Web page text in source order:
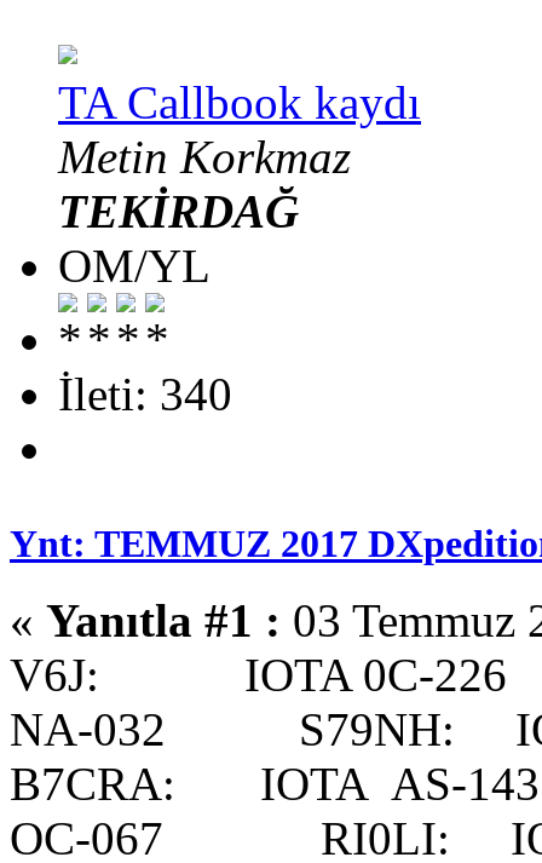
TA Callbook kaydı
Metin Korkmaz
TEKİRDAĞ
OM/YL
İleti: 340
Ynt: TEMMUZ 2017
« Yanıtla #1 : 03 Temmuz
V6J: IOTA 0C-
NA-032 S79NH:
B7CRA: IOTA
OC-067 RI0LI: